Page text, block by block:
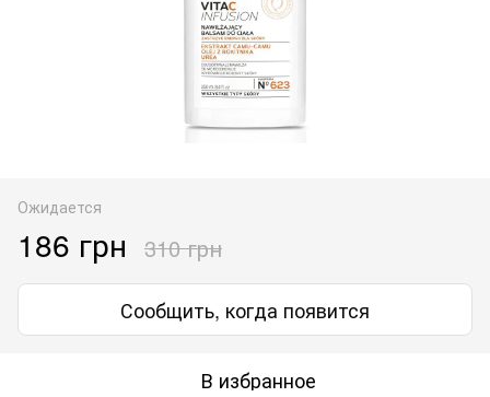
Ожидается
186 грн 310 грн
Сообщить, когда появится
В избранное